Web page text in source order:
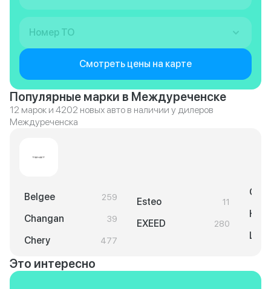
Номер ТО
Смотреть цены на карте
Популярные марки в Междуреченске
12 марок и 4202 новых авто в наличии у дилеров
Междуреченска
Belgee 259
Changan 39
Chery 477
Esteo 11
EXEED 280
Это интересно